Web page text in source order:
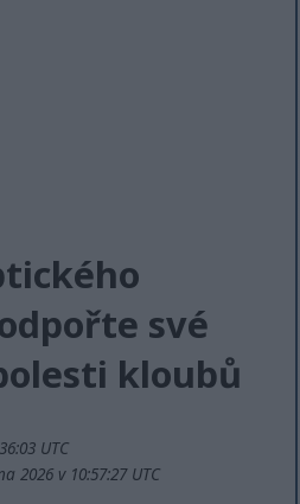
své
kloubů
UTC
2026 v 10:57:27 UTC